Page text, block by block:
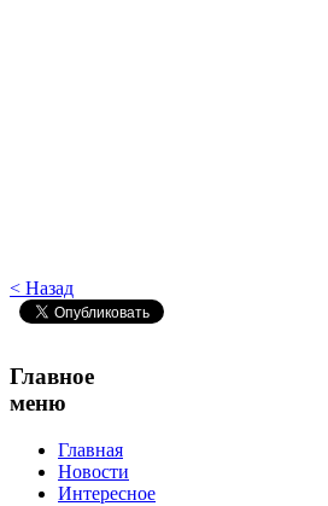
< Назад
Главное
меню
Главная
Новости
Интересное